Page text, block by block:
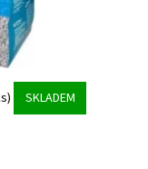
SKLADEM